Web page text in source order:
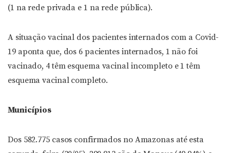
(1 na rede privada e 1 na rede pública).
A situação vacinal dos pacientes internados com a Covid-
19 aponta que, dos 6 pacientes internados, 1 não foi
vacinado, 4 têm esquema vacinal incompleto e 1 têm
esquema vacinal completo.
Municípios
Dos 582.775 casos confirmados no Amazonas até esta